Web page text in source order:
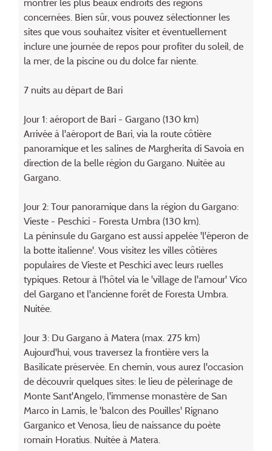
montrer les plus beaux endroits des régions
concernées. Bien sûr, vous pouvez sélectionner les
sites que vous souhaitez visiter et éventuellement
inclure une journée de repos pour profiter du soleil, de
la mer, de la piscine ou du dolce far niente.
7 nuits au départ de Bari
Jour 1: aéroport de Bari - Gargano (130 km)
Arrivée à l'aéroport de Bari, via la route côtière
panoramique et les salines de Margherita di Savoia en
direction de la belle région du Gargano. Nuitée au
Gargano.
Jour 2: Tour panoramique dans la région du Gargano:
Vieste - Peschici - Foresta Umbra (130 km).
La péninsule du Gargano est aussi appelée 'l'éperon de
la botte italienne'. Vous visitez les villes côtières
populaires de Vieste et Peschici avec leurs ruelles
typiques. Retour à l'hôtel via le 'village de l'amour' Vico
del Gargano et l'ancienne forêt de Foresta Umbra.
Nuitée.
Jour 3: Du Gargano à Matera (max. 275 km)
Aujourd'hui, vous traversez la frontière vers la
Basilicate préservée. En chemin, vous aurez l'occasion
de découvrir quelques sites: le lieu de pèlerinage de
Monte Sant'Angelo, l'immense monastère de San
Marco in Lamis, le 'balcon des Pouilles' Rignano
Garganico et Venosa, lieu de naissance du poète
romain Horatius. Nuitée à Matera.